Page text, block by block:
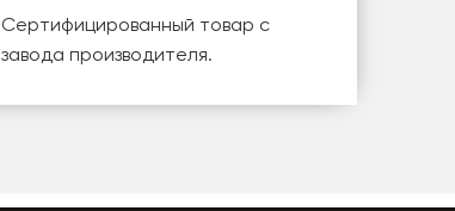
Сертифицированный товар с
завода производителя.